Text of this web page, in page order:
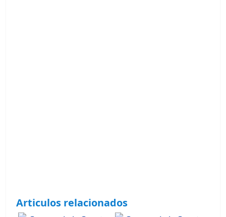
Articulos relacionados